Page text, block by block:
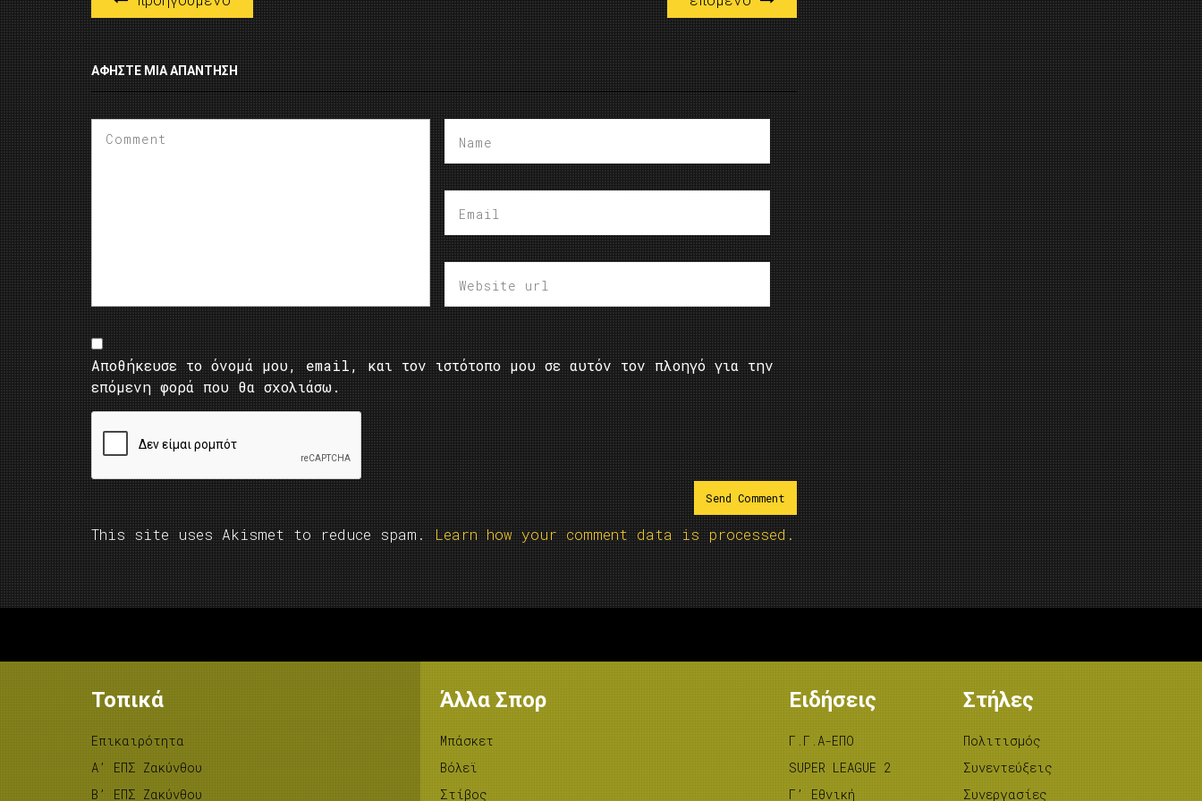
ΑΦΉΣΤΕ ΜΙΑ ΑΠΆΝΤΗΣΗ
Αποθήκευσε το όνομά μου, email, και τον ιστότοπο μου σε αυτόν τον πλοηγό για την
επόμενη φορά που θα σχολιάσω.
This site uses Akismet to reduce spam. Learn how your comment data is processed.
Τοπικά
Επικαιρότητα
A’ ΕΠΣ Ζακύνθου
B’ ΕΠΣ Ζακύνθου
Άλλα Σπορ
Μπάσκετ
Βόλεϊ
Στίβος
Ειδήσεις
Γ.Γ.Α-ΕΠΟ
SUPER LEAGUE 2
Γ’ Εθνική
Στήλες
Πολιτισμός
Συνεντεύξεις
Συνεργασίες